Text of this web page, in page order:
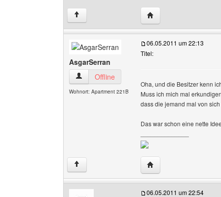
↑ Website dieses
AsgarSerran
AsgarSerran Benutzer-Profile anzeigen
Offline
Wohnort: Apartment 221B
06.05.2011 um 22:13
Titel:
Oha, und die Besitzer kenn
Muss ich mich mal
dass die jemand mal von
Das war schon eine nette
↑ Website dieses
06.05.2011 um 22:54